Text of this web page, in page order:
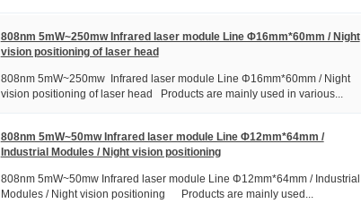
808nm 5mW~250mw Infrared laser module Line Φ16mm*60mm / Night
vision positioning of laser head
808nm 5mW~250mw Infrared laser module Line Φ16mm*60mm / Night
vision positioning of laser head Products are mainly used in various...
808nm 5mW~50mw Infrared laser module Line Φ12mm*64mm /
Industrial Modules / Night vision positioning
808nm 5mW~50mw Infrared laser module Line Φ12mm*64mm / Industrial
Modules / Night vision positioning Products are mainly used...